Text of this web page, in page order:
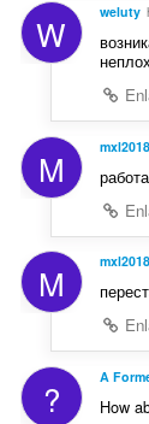
W weluty
M mxl2018
M mxl2018
? A
How